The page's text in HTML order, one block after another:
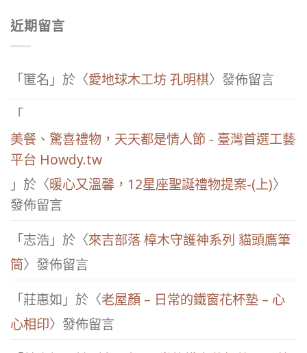
近期留言
「匿名 」於〈愛地球木工坊 孔明棋〉發佈留言
「
美餐、驚喜禮物，天天都是情人節 - 臺灣首選工藝
平台 Howdy.tw
」於〈暖心又溫馨，12星座聖誕禮物提案-(上)〉
發佈留言
「志浩」於〈來吉部落 樟木守護神系列 貓頭鷹筆
筒〉發佈留言
「莊惠如 」於〈老屋顏 – 日常的鐵窗花杯墊 – 心
心相印〉發佈留言